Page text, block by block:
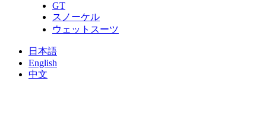
GT
スノーケル
ウェットスーツ
日本語
English
中文